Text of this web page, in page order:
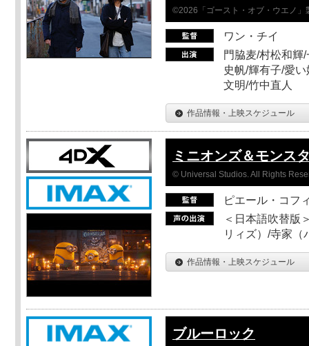
©2026「ゴースト・オブ・ウエノ」
ワン・チイ
門脇麦/村松和輝
史帆/輝有子/愛
文明/竹中直人
作品情報・上映スケジュール
ミニオンズ＆モンス
© Universal Studios. All Rights
ピエール・コフ
＜日本語吹替版
リィズ）/寺家（
作品情報・上映スケジュール
ブルーロック